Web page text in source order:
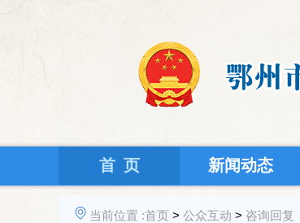
首 页 新闻动态
当前位置 :首页 > 公众互动 > 咨询回复